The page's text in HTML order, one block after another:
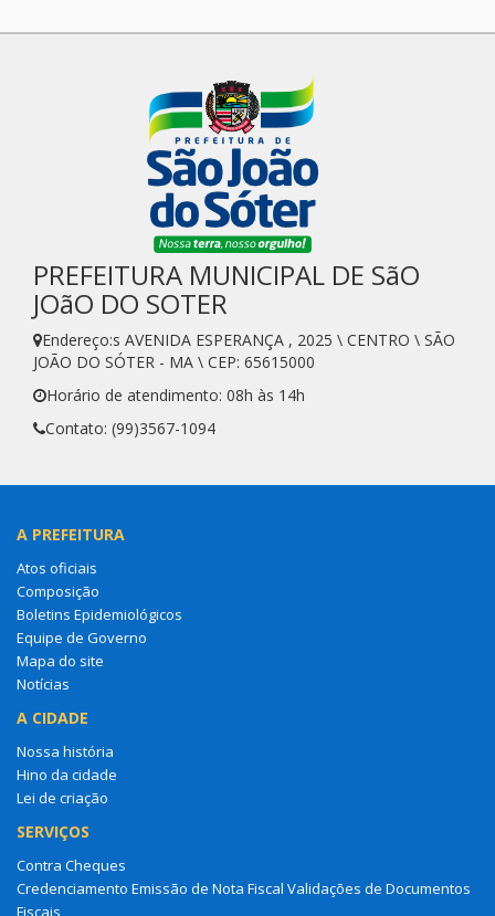
PREFEITURA MUNICIPAL DE SãO
JOãO DO SOTER
Endereço:s AVENIDA ESPERANÇA , 2025 \ CENTRO \ SÃO
JOÃO DO SÓTER - MA \ CEP: 65615000
Horário de atendimento: 08h às 14h
Contato: (99)3567-1094
A PREFEITURA
Atos oficiais
Composição
Boletins Epidemiológicos
Equipe de Governo
Mapa do site
Notícias
A CIDADE
Nossa história
Hino da cidade
Lei de criação
SERVIÇOS
Contra Cheques
Credenciamento Emissão de Nota Fiscal Validações de Documentos
Fiscais